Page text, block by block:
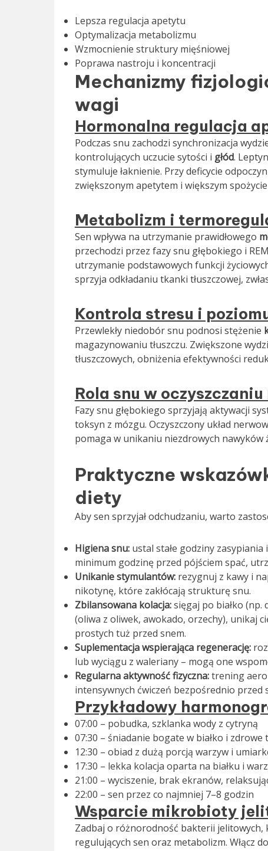
Lepsza regulacja apetytu
Optymalizacja metabolizmu
Wzmocnienie struktury mięśniowej
Poprawa nastroju i koncentracji
Mechanizmy
wagi
Hormonalna regulacja
Podczas snu zachodzi synchronizacja
kontrolujących uczucie sytości i głód.
stymuluje łaknienie. Przy deficycie
zwiększonym apetytem i większym
Metabolizm i
Sen wpływa na utrzymanie prawidłowego
przechodzi przez fazy snu głębokiego i
utrzymanie podstawowych funkcji
sprzyja odkładaniu tkanki tłuszczowej,
Kontrola stresu i
Przewlekły niedobór snu podnosi stężenie
magazynowaniu tłuszczu. Zwiększone
tłuszczowych, obniżenia efektywności
Rola snu w oczyszczaniu
Fazy snu głębokiego sprzyjają aktywacji
toksyn z mózgu. Oczyszczony układ
pomaga w unikaniu niezdrowych nawyków
Praktyczne
diety
Aby sen sprzyjał odchudzaniu, warto
Higiena snu:ustal stałe godziny zasypiania
minimum godzinę przed pójściem spać,
Unikanie stymulantów:rezygnuj z kawy i
nikotynę, które zakłócają strukturę snu.
Zbilansowana kolacja:sięgaj po białko (np.
(oliwa z oliwek, awokado, orzechy), unikaj
prostych tuż przed snem.
Suplementacja wspierająca regenerację:
lub wyciągu z waleriany – mogą one
Regularna aktywność fizyczna:trening
intensywnych ćwiczeń bezpośrednio przed
Przykładowy
07:00 – pobudka, szklanka wody z cytryną
07:30 – śniadanie bogate w białko i zdrowe
12:30 – obiad z dużą porcją warzyw i
17:30 – lekka kolacja oparta na białku i
21:00 – wyciszenie, brak ekranów,
22:00 – sen przez co najmniej 7–8 godzin
Wsparcie mikrobioty
Zadbaj o różnorodność bakterii
regulujących sen oraz metabolizm. Włącz